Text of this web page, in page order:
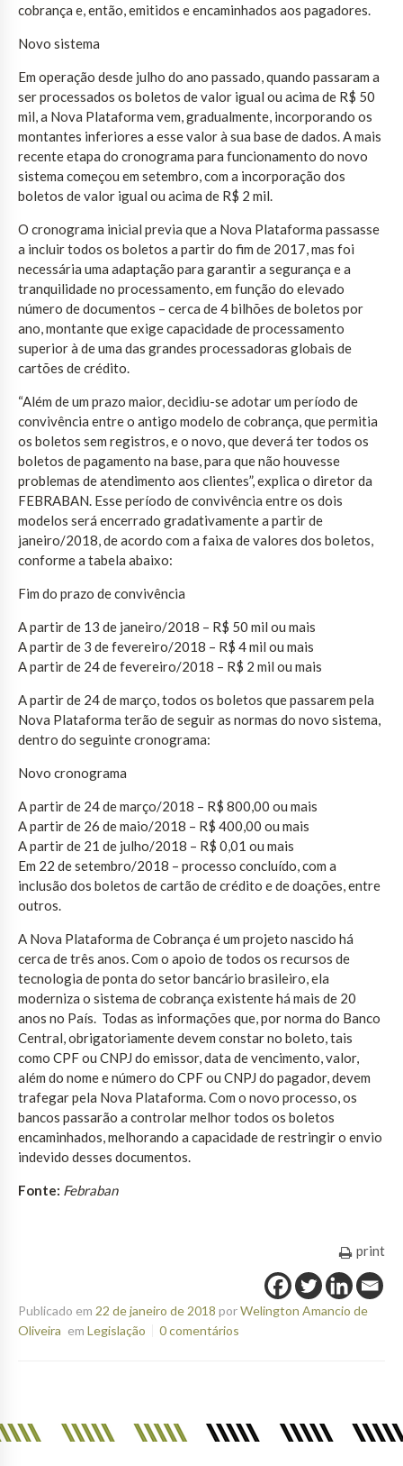
cobrança e, então, emitidos e encaminhados aos pagadores.
Novo sistema
Em operação desde julho do ano passado, quando passaram a
ser processados os boletos de valor igual ou acima de R$ 50
mil, a Nova Plataforma vem, gradualmente, incorporando os
montantes inferiores a esse valor à sua base de dados. A mais
recente etapa do cronograma para funcionamento do novo
sistema começou em setembro, com a incorporação dos
boletos de valor igual ou acima de R$ 2 mil.
O cronograma inicial previa que a Nova Plataforma passasse
a incluir todos os boletos a partir do fim de 2017, mas foi
necessária uma adaptação para garantir a segurança e a
tranquilidade no processamento, em função do elevado
número de documentos – cerca de 4 bilhões de boletos por
ano, montante que exige capacidade de processamento
superior à de uma das grandes processadoras globais de
cartões de crédito.
“Além de um prazo maior, decidiu-se adotar um período de
convivência entre o antigo modelo de cobrança, que permitia
os boletos sem registros, e o novo, que deverá ter todos os
boletos de pagamento na base, para que não houvesse
problemas de atendimento aos clientes”, explica o diretor da
FEBRABAN. Esse período de convivência entre os dois
modelos será encerrado gradativamente a partir de
janeiro/2018, de acordo com a faixa de valores dos boletos,
conforme a tabela abaixo:
Fim do prazo de convivência
A partir de 13 de janeiro/2018 – R$ 50 mil ou mais
A partir de 3 de fevereiro/2018 – R$ 4 mil ou mais
A partir de 24 de fevereiro/2018 – R$ 2 mil ou mais
A partir de 24 de março, todos os boletos que passarem pela
Nova Plataforma terão de seguir as normas do novo sistema,
dentro do seguinte cronograma:
Novo cronograma
A partir de 24 de março/2018 – R$ 800,00 ou mais
A partir de 26 de maio/2018 – R$ 400,00 ou mais
A partir de 21 de julho/2018 – R$ 0,01 ou mais
Em 22 de setembro/2018 – processo concluído, com a
inclusão dos boletos de cartão de crédito e de doações, entre
outros.
A Nova Plataforma de Cobrança é um projeto nascido há
cerca de três anos. Com o apoio de todos os recursos de
tecnologia de ponta do setor bancário brasileiro, ela
moderniza o sistema de cobrança existente há mais de 20
anos no País. Todas as informações que, por norma do Banco
Central, obrigatoriamente devem constar no boleto, tais
como CPF ou CNPJ do emissor, data de vencimento, valor,
além do nome e número do CPF ou CNPJ do pagador, devem
trafegar pela Nova Plataforma. Com o novo processo, os
bancos passarão a controlar melhor todos os boletos
encaminhados, melhorando a capacidade de restringir o envio
indevido desses documentos.
Fonte: Febraban
print
Publicado em 22 de janeiro de 2018 porWelington Amancio de
Oliveira em Legislação 0 comentários